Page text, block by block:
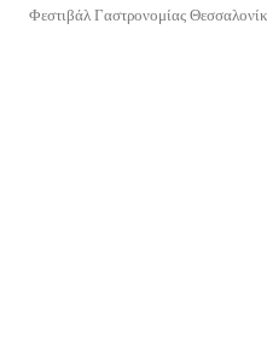
Φεστιβάλ Γαστρονομίας